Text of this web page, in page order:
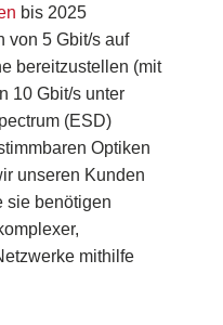
bis 2025
von 5 Gbit/s auf
bereitzustellen (mit
10 Gbit/s unter
(ESD)
Optiken
unseren Kunden
sie benötigen
mithilfe